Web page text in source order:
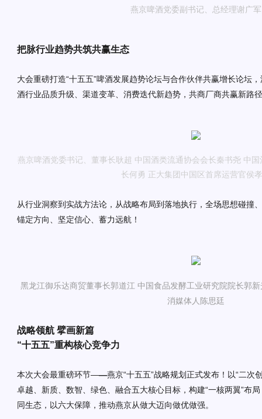
燕京啤酒党委副书记、总经理谢广军
把脉行业趋势共筑共赢生态
大会重磅打造“十五五”啤酒发展趋势论坛与合作伙伴共赢增长论坛
酒行业品质升级、渠道变革、消费迭代新趋势， 共商厂商共赢新路
燕京啤酒党委书记、董事长耿超 中国酒类流通协会会长秦书尧 中国
长何勇 正大集团中国区首席运营官侯
从行业洞察到实战方法论，从战略布局到落地执行，全场思想碰撞
锚定方向、坚定信心、蓄力远航！
黑龙江御乐达商贸董事长郭道江 中国食品发酵工业研究院院长郭
消媒体人陈思廷
战略领航 擘画新篇
“十五五”重构核心竞争力
本次大会最重磅环节——燕京“十五五”战略规划正式发布！ 以“二次
卓越、新质、数智、绿色、融合五大核心目标， 构建“一核两翼”布局
同生态， 以六大保障，推动燕京从做大迈向做优做强。